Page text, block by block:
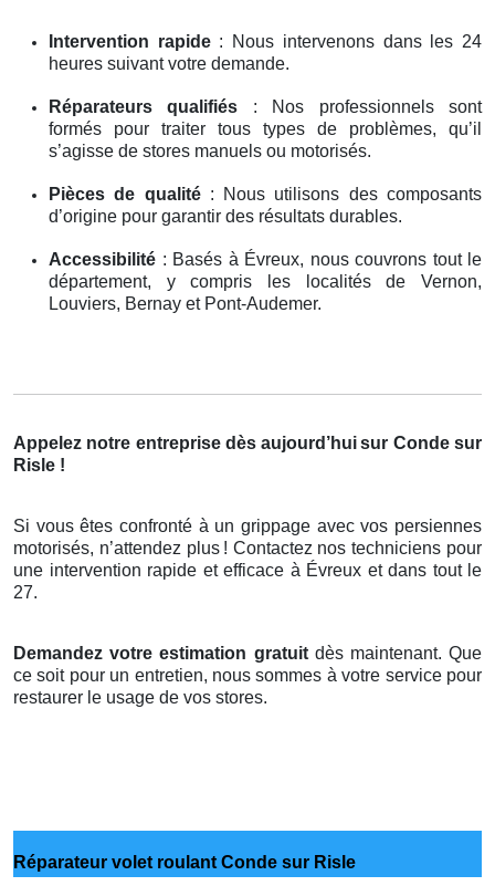
Intervention rapide: Nous intervenons dans les 24
heures suivant votre demande.
Réparateurs qualifiés : Nos professionnels sont
formés pour traiter tous types de problèmes, qu’il
s’agisse de stores manuels ou motorisés.
Pièces de qualité: Nous utilisons des composants
d’origine pour garantir des résultats durables.
Accessibilité : Basés à Évreux, nous couvrons tout le
département, y compris les localités de Vernon,
Louviers, Bernay et Pont-Audemer.
Appelez notre entreprise dès aujourd’huisur Conde sur
Risle !
Si vous êtes confronté à un grippage avec vos persiennes
motorisés, n’attendez plus ! Contactez nos techniciens pour
une intervention rapide et efficace à Évreux et dans tout le
27.
Demandez votre estimation gratuitdès maintenant. Que
ce soit pour un entretien, nous sommes à votre service pour
restaurer le usage de vos stores.
Réparateur volet roulant Conde sur Risle